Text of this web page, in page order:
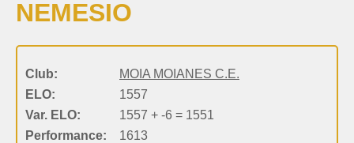
NEMESIO
Club:
MOIA MOIANES C.E.
ELO:
1557
Var. ELO:
1557 + -6 = 1551
Performance:
1613